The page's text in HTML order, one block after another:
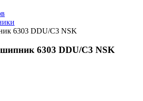
6303 DDU/C3 NSK
6303 DDU/C3 NSK